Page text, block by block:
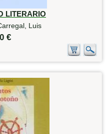
LITERARIO
Luis
€